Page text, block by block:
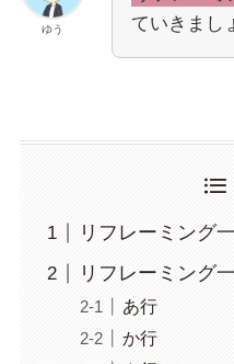
ゆう
ていきまし
リフレーミング
リフレーミング
あ行
か行